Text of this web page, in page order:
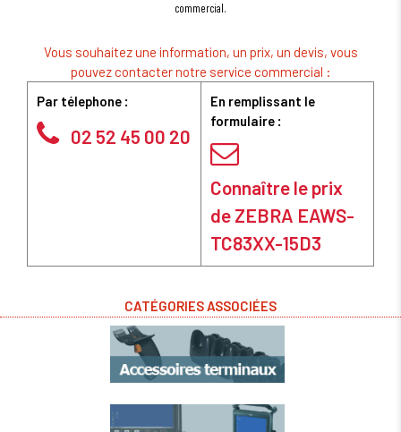
commercial.
Vous souhaitez une information, un prix, un devis, vous
pouvez contacter notre service commercial :
Par télephone :
02 52 45 00 20
En remplissant le
formulaire :
Connaître le prix
de ZEBRA EAWS-
TC83XX-15D3
CATÉGORIES ASSOCIÉES